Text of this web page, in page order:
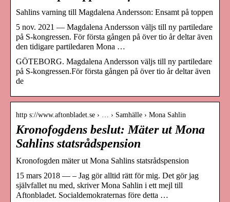
Sahlins varning till Magdalena Andersson: Ensamt på toppen
5 nov. 2021 — Magdalena Andersson väljs till ny partiledare
på S-kongressen. För första gången på över tio år deltar även
den tidigare partiledaren Mona …
GÖTEBORG. Magdalena Andersson väljs till ny partiledare
på S-kongressen.För första gången på över tio år deltar även
de
http s://www.aftonbladet.se › … › Samhälle › Mona Sahlin
Kronofogdens beslut: Mäter ut Mona
Sahlins statsrådspension
Kronofogden mäter ut Mona Sahlins statsrådspension
15 mars 2018 — – Jag gör alltid rätt för mig. Det gör jag
självfallet nu med, skriver Mona Sahlin i ett mejl till
Aftonbladet. Socialdemokraternas före detta …